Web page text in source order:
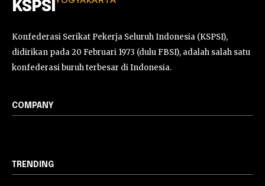
KSPSI
Konfederasi Serikat Pekerja Seluruh Indonesia (KSPSI),
didirikan pada 20 Februari 1973 (dulu FBSI), adalah salah satu
konfederasi buruh terbesar di Indonesia.
COMPANY
TRENDING